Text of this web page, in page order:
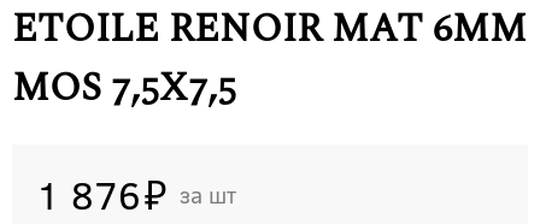
ETOILE RENOIR MAT 6MM
MOS 7,5X7,5
1 876 шт